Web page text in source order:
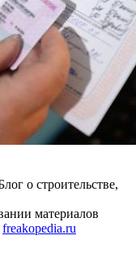
о строительстве,
материалов
freakopedia.ru